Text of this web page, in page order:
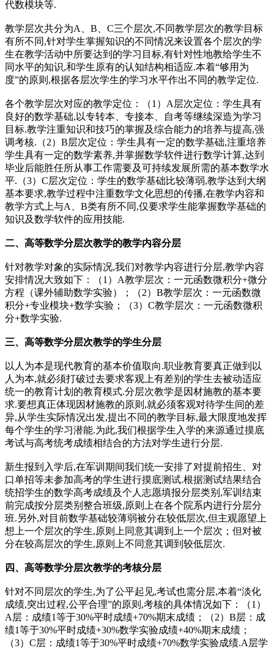
代数模块等.
教学层次共分为A、B、C三个层次,不同教学层次的教学目标
有所不同,针对学生掌握知识的不同情况来设置各个层次的学
生在教学活动中所要达到的学习目标,有针对性地教给学生不
同水平的知识,和学生原有的认知结构相适应.本着“够用为
度”的原则,根据各层次学生的学习水平作出不同的教学定位.
各个教学层次对应的教学定位：（1）A层次定位：学生具有
良好的数学基础,以专转本、专接本、自考等继续深造为学习
目标.教学注重知识和技巧的掌握及综合能力的培养与提高,强
调考核.（2）B层次定位：学生具有一定的数学基础,注重培养
学生具有一定的数学素养,并掌握数学软件进行数学计算,达到
毕业后能胜任所从事工作需要及可持续发展所需的基本数学水
平.（3）C层次定位：学生的数学基础比较薄弱,教学达到大纲
基本要求,教学过程中注重数学文化思想的传播,在教学内容和
教学方式上与A、B类有所不同,仅要求学生能掌握数学基础的
知识及数学软件的应用技能.
二、高等数学分层次教学的教学内容分层
针对教学对象的实际情况,我们对教学内容进行分层,教学内容
安排情况大致如下：（1）A教学层次：一元函数微积分+微分
方程（课外辅助数学实验）；（2）B教学层次：一元函数微
积分+专业模块+数学实验；（3）C教学层次：一元函数微积
分+数学实验.
三、高等数学分层次教学的学生分层
以人为本是现代教育的基本价值取向.职业教育要真正做到以
人为本,就必须打破过去要求客观上有差别的学生去被动适应
统一的教育计划的教育模式.分层次教学是因材施教的基本要
求.要想真正体现因材施教的原则,就必须客观对待学生间的差
异,从学生实际情况出发,提出不同的教学目标,最大限度地发挥
每个学生的学习潜能.为此,我们根据学生入学的来源通过摸底
考试与高考统考成绩相结合的方法对学生进行分层.
新生报到入学后,在军训期间我们统一安排了对提前招生、对
口单招等未参加高考的学生进行摸底测试.根据测试结果结合
统招学生的数学高考成绩及个人志愿填报分层类别,军训结束
前完成按分层类别整合班级,原则上在各个院系内进行分层分
班.另外,对目前数学基础较薄弱被分在较低层次,但主观愿望上
想上一个层次的学生,原则上同意其调到上一个层次；但对被
分在较高层次的学生,原则上不同意其调到较低层次.
四、高等数学分层次教学的考核分层
针对不同层次的学生,为了公平起见,考试也需分层,本着“淡化
成绩,突出过程,公平合理”的原则,考核的具体情况如下：（1）
A层：成绩1等于30%平时成绩+70%期末成绩；（2）B层：成
绩1等于30%平时成绩+30%数学实验成绩+40%期末成绩；
（3）C层：成绩1等于30%平时成绩+70%数学实验成绩.A层学